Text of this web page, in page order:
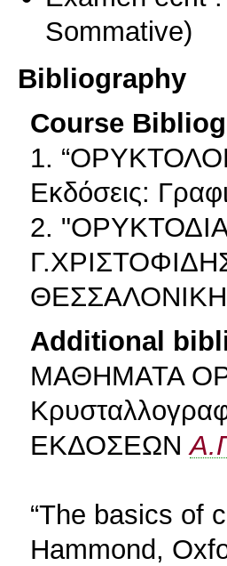
Sommative)
Bibliography
Course
1.
Εκδόσεις:
2.
Additional
ΜΑΘΗΜΑΤΑ
ΕΚΔΟΣΕΩΝ
“The basics of
Hammond,